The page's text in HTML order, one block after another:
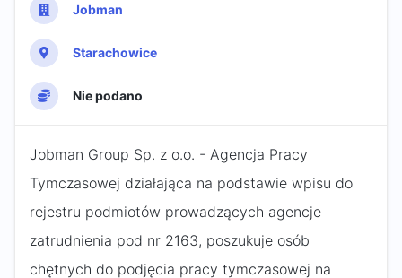
Jobman
Starachowice
Nie podano
Jobman Group Sp. z o.o. - Agencja Pracy
Tymczasowej działająca na podstawie wpisu do
rejestru podmiotów prowadzących agencje
zatrudnienia pod nr 2163, poszukuje osób
chętnych do podjęcia pracy tymczasowej na